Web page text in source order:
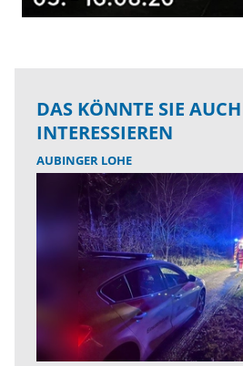
DAS KÖNNTE SIE AUCH
INTERESSIEREN
AUBINGER LOHE